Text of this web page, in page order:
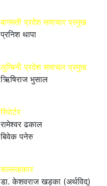
बागमती प्रदेश समाचार प्रमुख
प्रनिश थापा
लुम्बिनी प्रदेश समाचार प्रमुख
ऋिषिराज भुसाल
रिपोर्टर
रामेश्वर ढकाल
बिवेक पनेरु
सल्लाहकार
डा. केशवराज खड्का (अर्थविद्)